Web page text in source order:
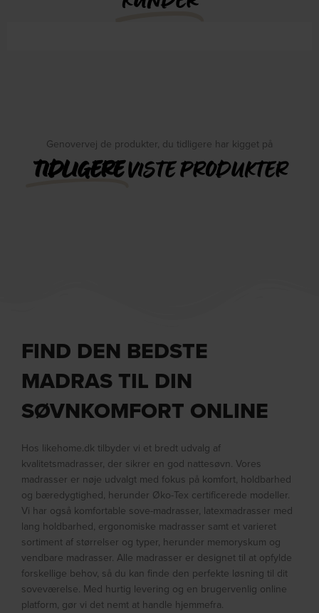
Genovervej de produkter, du tidligere har kigget på
TIDLIGEREVISTE PRODUKTER
FIND DEN BEDSTE
MADRAS TIL DIN
SØVNKOMFORT ONLINE
Hos likehome.dk tilbyder vi et bredt udvalg af
kvalitetsmadrasser, der sikrer en god nattesøvn. Vores
madrasser er nøje udvalgt med fokus på komfort, holdbarhed
og bæredygtighed, herunder Øko-Tex certificerede modeller.
Vi har også komfortable sove-madrasser, latexmadrasser med
lang holdbarhed, ergonomiske madrasser samt et varieret
sortiment af størrelser og typer, herunder memoryskum og
vendbare madrasser. Alle madrasser er designet til at opfylde
forskellige behov, så du kan finde den perfekte løsning til dit
soveværelse. Med hurtig levering og en brugervenlig online
platform, gør vi det nemt at handle hjemmefra.